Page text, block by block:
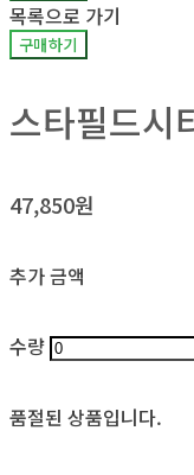
목록으로 가기
구매하기
스타필드시
47,850원
추가 금액
수량
품절된 상품입니다.